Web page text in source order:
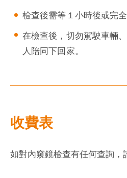
檢查後需等１小時後或完全
在檢查後，切勿駕駛車輛
人陪同下回家。
收費表
如對內窺鏡檢查有任何查詢，